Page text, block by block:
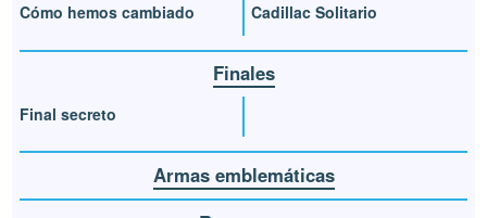
Cómo hemos cambiado
Cadillac Solitario
Finales
Final secreto
Armas emblemáticas